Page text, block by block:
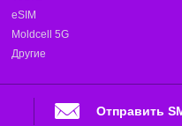
eSIM
Moldcell 5G
Другие
Отправить